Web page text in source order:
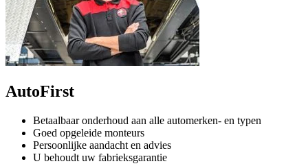
AutoFirst
Betaalbaar onderhoud aan alle automerken- en typen
Goed opgeleide monteurs
Persoonlijke aandacht en advies
U behoudt uw fabrieksgarantie